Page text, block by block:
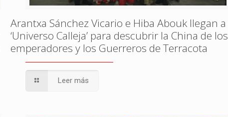
Arantxa Sánchez Vicario e Hiba Abouk llegan a
‘Universo Calleja’ para descubrir la China de los
emperadores y los Guerreros de Terracota
Leer más